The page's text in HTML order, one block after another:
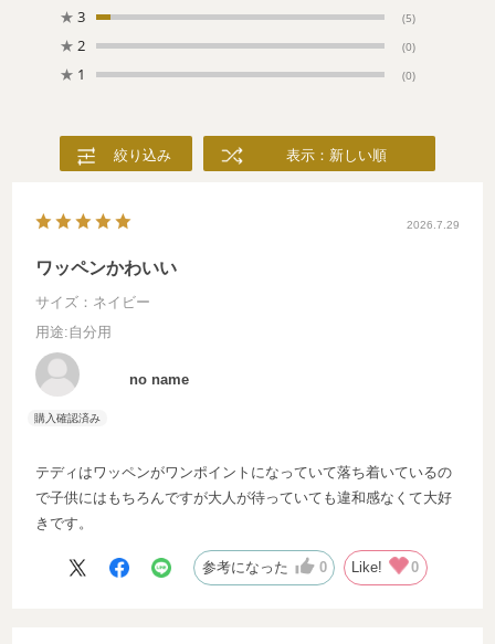
【ご注意ください】
●ご注文後のお客様事由によりますキャンセル・変更・返品はお受
けすることができません。
★ 3 (5)
★ 2 (0)
★ 1 (0)
絞り込み 表示：新しい順
2026.7.29
ワッペンかわいい
サイズ：ネイビー
用途:自分用
no name
テディはワッペンがワンポイントになっていて落ち着いているの
で子供にはもちろんですが大人が待っていても違和感なくて大好
きです。
参考になった 0 Like! 0